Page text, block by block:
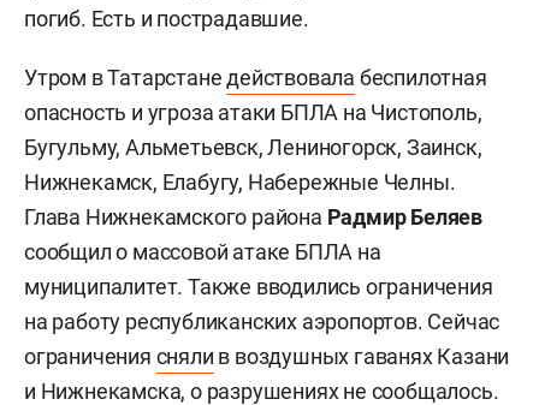
погиб. Есть и пострадавшие.
Утром в Татарстанедействовала беспилотная
опасность и угроза атаки БПЛА на Чистополь,
Бугульму, Альметьевск, Лениногорск, Заинск,
Нижнекамск, Елабугу, Набережные Челны.
Глава Нижнекамского района Радмир Беляев
сообщил о массовой атаке БПЛА на
муниципалитет. Также вводились ограничения
на работу республиканских аэропортов. Сейчас
ограничения сняли в воздушных гаванях Казани
и Нижнекамска, о разрушениях не сообщалось.